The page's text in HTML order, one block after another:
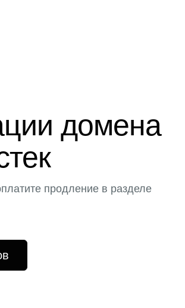
домена
продление в разделе